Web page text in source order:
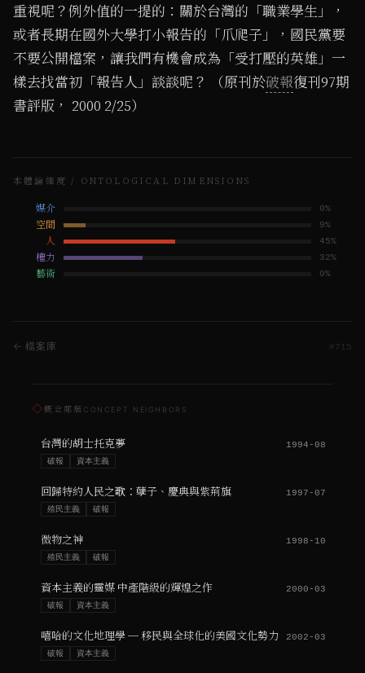
重視呢？例外值的一提的：關於台灣的「職業學生」，
或者長期在國外大學打小報告的「爪爬子」，國民黨要
不要公開檔案，讓我們有機會成為「受打壓的英雄」一
樣去找當初「報告人」談談呢？ （原刊於破報復刊97期
書評版， 2000 2/25）
本體論維度 / ONTOLOGICAL DIMENSIONS
媒介 0%
空間 9%
人 45%
權力 32%
藝術 0%
← 檔案庫 715
◇概念鄰居 CONCEPT NEIGHBORS
台灣的胡士托克夢 1994-08
破報 資本主義
回歸特約人民之歌：孽子、慶典與紫荊旗 1997-07
殖民主義 破報
微物之神 1998-10
殖民主義 破報
資本主義的靈媒 中產階級的輝煌之作 2000-03
破報 資本主義
嘻哈的文化地理學 ─ 移民與全球化的美國文化勢力 2002-03
破報 資本主義